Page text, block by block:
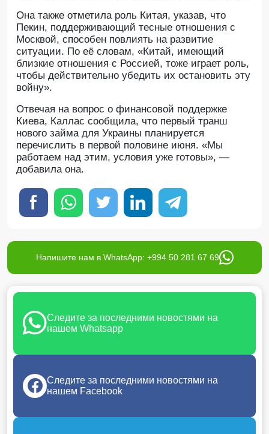
Она также отметила роль Китая, указав, что
Пекин, поддерживающий тесные отношения с
Москвой, способен повлиять на развитие
ситуации. По её словам, «Китай, имеющий
близкие отношения с Россией, тоже играет роль,
чтобы действительно убедить их остановить эту
войну».
Отвечая на вопрос о финансовой поддержке
Киева, Каллас сообщила, что первый транш
нового займа для Украины планируется
перечислить в первой половине июня. «Мы
работаем над этим, условия уже готовы», —
добавила она.
Напишите нам в WhatsApp: +994 50 281 67 69
Следите за последними новостями на
нашем Whatsapp
Следите за последними новостями на
нашем Facebook